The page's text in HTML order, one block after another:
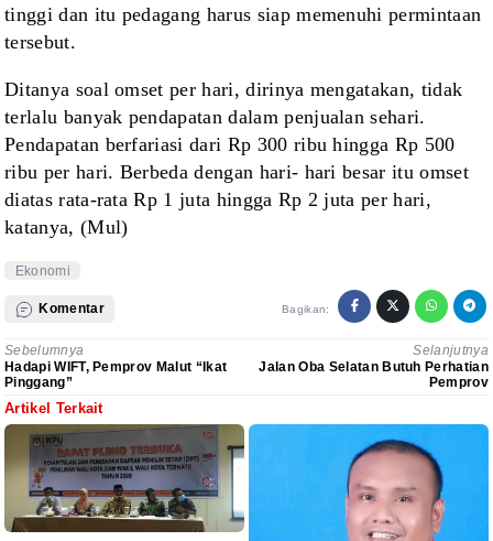
tinggidan itu pedagang harus siap memenuhi permintaan
tersebut.
Ditanya soal omset per hari, dirinya mengatakan, tidak
terlalu banyak pendapatan dalampenjualan sehari.
Pendapatan berfariasi dari Rp 300 ribu hingga Rp 500
ribu per hari. Berbeda dengan hari- hari besar itu omset
diatas rata-rata Rp 1 juta hingga Rp 2 juta per hari,
katanya, (Mul)
Ekonomi
Komentar Bagikan:
Sebelumnya
Hadapi WIFT, Pemprov Malut “Ikat
Pinggang”
Selanjutnya
Jalan Oba Selatan Butuh Perhatian
Pemprov
Artikel Terkait